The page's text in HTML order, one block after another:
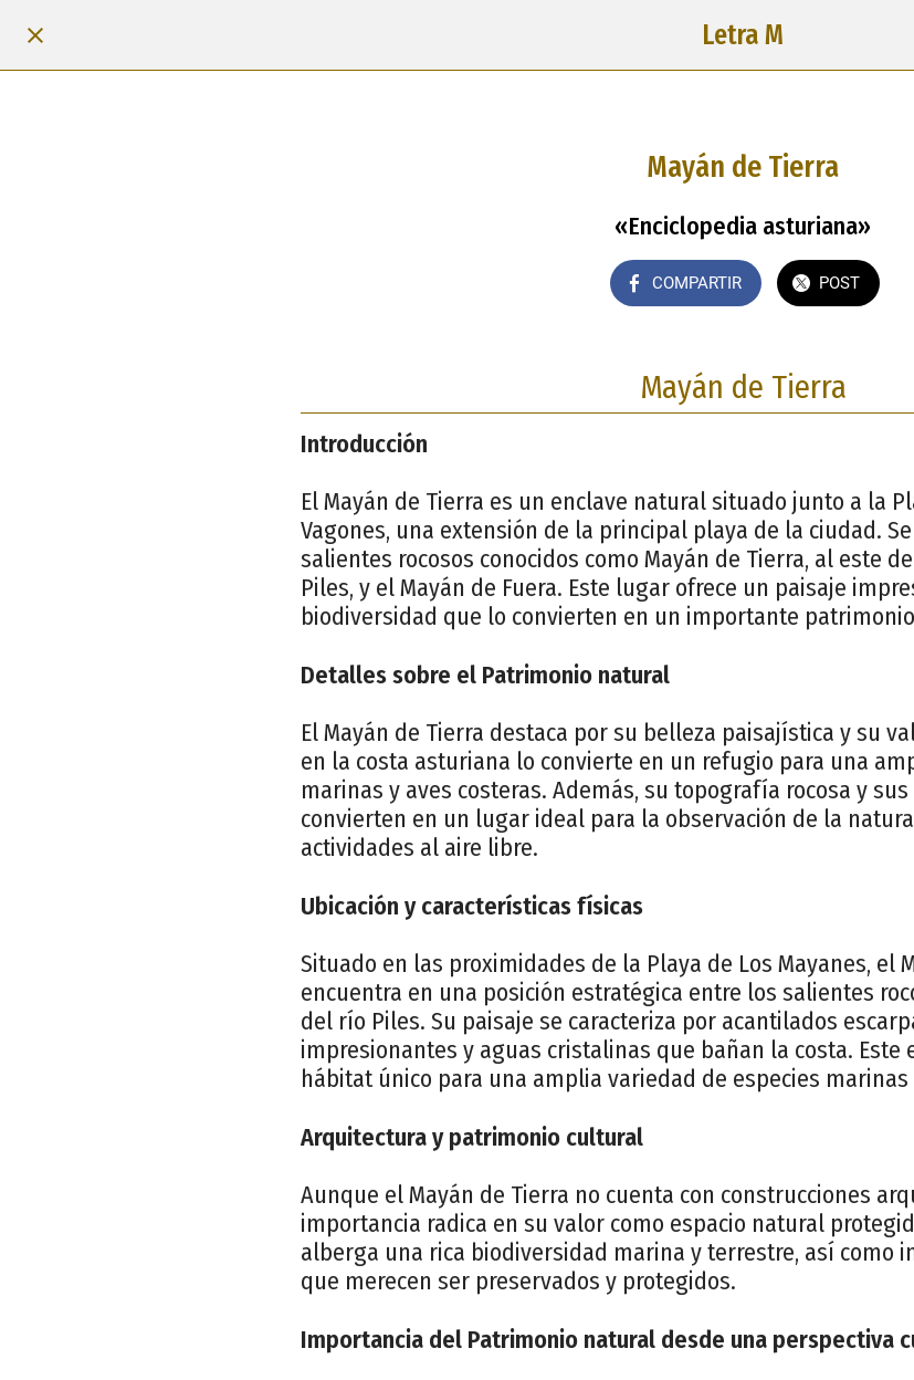
Letra M
Mayán de Tierra
«Enciclopedia asturiana»
COMPARTIR POST
Mayán de Tierra
Introducción
El Mayán de Tierra es un enclave natural situado junto a la
Vagones, una extensión de la principal playa de la ciudad.
salientes rocosos conocidos como Mayán de Tierra, al este
Piles, y el Mayán de Fuera. Este lugar ofrece un paisaje
biodiversidad que lo convierten en un importante
Detalles sobre el Patrimonio natural
El Mayán de Tierra destaca por su belleza paisajística y su
en la costa asturiana lo convierte en un refugio para una
marinas y aves costeras. Además, su topografía rocosa y
convierten en un lugar ideal para la observación de la
actividades al aire libre.
Ubicación y características físicas
Situado en las proximidades de la Playa de Los Mayanes, el
encuentra en una posición estratégica entre los salientes
del río Piles. Su paisaje se caracteriza por acantilados
impresionantes y aguas cristalinas que bañan la costa. Este
hábitat único para una amplia variedad de especies marinas
Arquitectura y patrimonio cultural
Aunque el Mayán de Tierra no cuenta con construcciones
importancia radica en su valor como espacio natural
alberga una rica biodiversidad marina y terrestre, así como
que merecen ser preservados y protegidos.
Importancia del Patrimonio natural desde una perspectiva